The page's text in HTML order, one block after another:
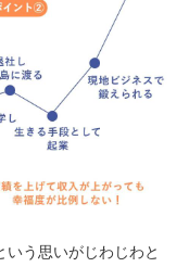
いう思いがじわじわと